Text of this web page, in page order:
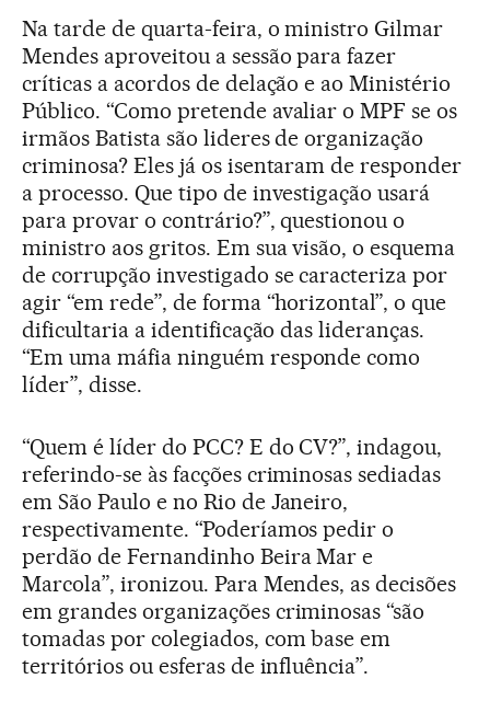
Na tarde de quarta-feira, o ministro Gilmar
Mendes aproveitou a sessão para fazer
críticas a acordos de delação e ao Ministério
Público. “Como pretende avaliar o MPF se os
irmãos Batista são lideres de organização
criminosa? Eles já os isentaram de responder
a processo. Que tipo de investigação usará
para provar o contrário?”, questionou o
ministro aos gritos. Em sua visão, o esquema
de corrupção investigado se caracteriza por
agir “em rede”, de forma “horizontal”, o que
dificultaria a identificação das lideranças.
“Em uma máfia ninguém responde como
líder”, disse.
“Quem é líder do PCC? E do CV?”, indagou,
referindo-se às facções criminosas sediadas
em São Paulo e no Rio de Janeiro,
respectivamente. “Poderíamos pedir o
perdão de Fernandinho Beira Mar e
Marcola”, ironizou. Para Mendes, as decisões
em grandes organizações criminosas “são
tomadas por colegiados, com base em
territórios ou esferas de influência”.